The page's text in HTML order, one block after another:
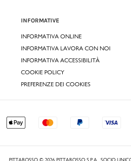
INFORMATIVE
INFORMATIVA ONLINE
INFORMATIVA LAVORA CON NOI
INFORMATIVA ACCESSIBILITÀ
COOKIE POLICY
PREFERENZE DEI COOKIES
PITTAROSSO © 2026 PITTAROSSO S.P.A., SOCIO